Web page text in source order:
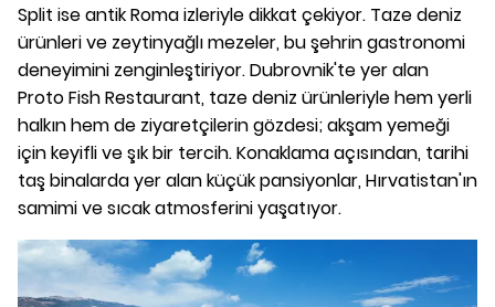
Split ise antik Roma izleriyle dikkat çekiyor. Taze deniz
ürünleri ve zeytinyağlı mezeler, bu şehrin gastronomi
deneyimini zenginleştiriyor. Dubrovnik'te yer alan
Proto Fish Restaurant, taze deniz ürünleriyle hem yerli
halkın hem de ziyaretçilerin gözdesi; akşam yemeği
için keyifli ve şık bir tercih. Konaklama açısından, tarihi
taş binalarda yer alan küçük pansiyonlar, Hırvatistan'ın
samimi ve sıcak atmosferini yaşatıyor.